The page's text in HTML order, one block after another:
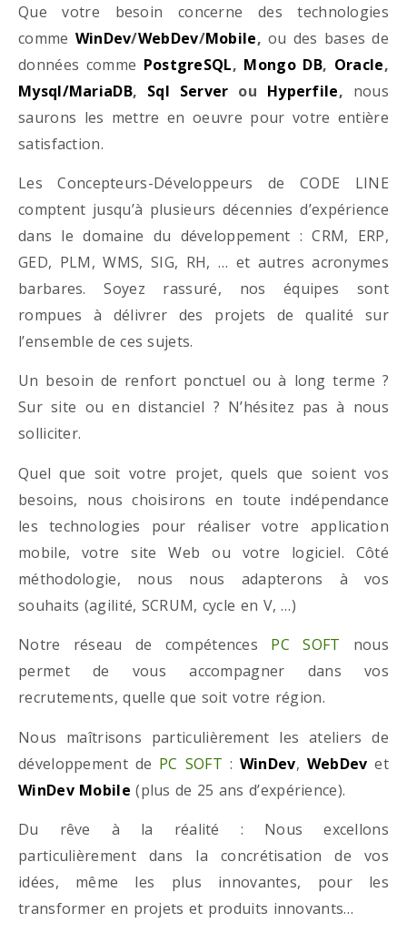
Que votre besoin concerne des technologies
comme WinDev/WebDev/Mobile, ou des bases de
données comme PostgreSQL, Mongo DB, Oracle,
Mysql/MariaDB, Sql Server ou Hyperfile, nous
saurons les mettre en oeuvre pour votre entière
satisfaction.
Les Concepteurs-Développeurs de CODE LINE
comptent jusqu’à plusieurs décennies d’expérience
dans le domaine du développement : CRM, ERP,
GED, PLM, WMS, SIG, RH, … et autres acronymes
barbares. Soyez rassuré, nos équipes sont
rompues à délivrer des projets de qualité sur
l’ensemble de ces sujets.
Un besoin de renfort ponctuel ou à long terme ?
Sur site ou en distanciel ? N’hésitez pas à nous
solliciter.
Quel que soit votre projet, quels que soient vos
besoins, nous choisirons en toute indépendance
les technologies pour réaliser votre application
mobile, votre site Web ou votre logiciel. Côté
méthodologie, nous nous adapterons à vos
souhaits (agilité, SCRUM, cycle en V, …)
Notre réseau de compétences PC SOFT nous
permet de vous accompagner dans vos
recrutements, quelle que soit votre région.
Nous maîtrisons particulièrement les ateliers de
développement de PC SOFT : WinDev, WebDev et
WinDev Mobile (plus de 25 ans d’expérience).
Du rêve à la réalité : Nous excellons
particulièrement dans la concrétisation de vos
idées, même les plus innovantes, pour les
transformer en projets et produits innovants…